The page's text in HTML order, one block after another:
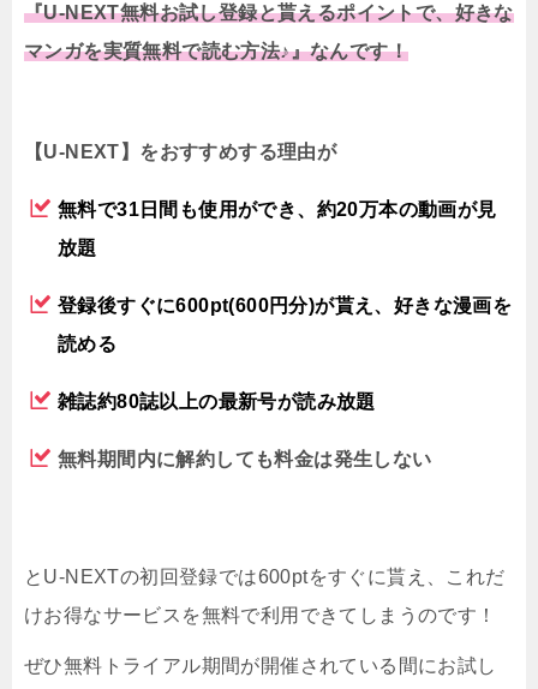
『U-NEXT無料お試し登録と貰えるポイントで、好きな
マンガを実質無料で読む方法♪』なんです！
【U-NEXT】をおすすめする理由が
無料で31日間も使用ができ、約20万本の動画が見
放題
登録後すぐに600pt(600円分)が貰え、好きな漫画を
読める
雑誌約80誌以上の最新号が読み放題
無料期間内に解約しても料金は発生しない
とU-NEXTの初回登録では600ptをすぐに貰え、これだ
けお得なサービスを無料で利用できてしまうのです！
ぜひ無料トライアル期間が開催されている間にお試し